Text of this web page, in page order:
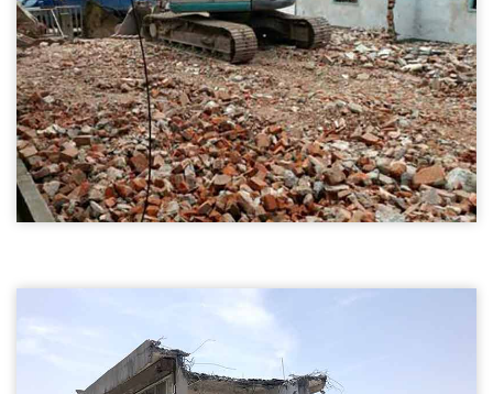
台北房屋拆除-建物拆除
房屋拆除